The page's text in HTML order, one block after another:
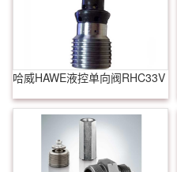
哈威HAWE液控单向阀RHC33V